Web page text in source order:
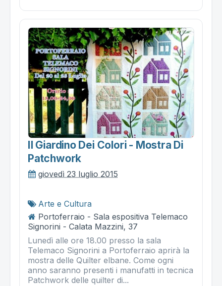
Il Giardino Dei Colori - Mostra Di
Patchwork
giovedì 23 luglio 2015
Arte e Cultura
Portoferraio - Sala espositiva Telemaco
Signorini - Calata Mazzini, 37
Lunedì alle ore 18.00 presso la sala
Telemaco Signorini a Portoferraio aprirà la
mostra delle Quilter elbane. Come ogni
anno saranno presenti i manufatti in tecnica
Patchwork delle quilter di...